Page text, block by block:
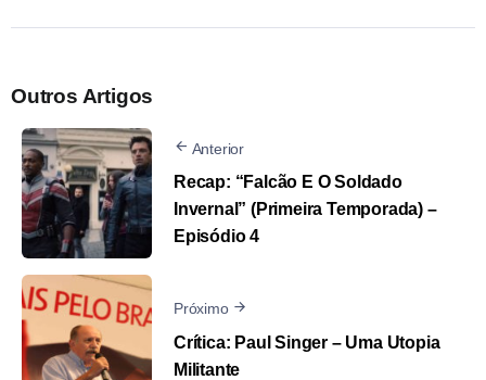
Outros Artigos
Anterior
Recap: “Falcão E O Soldado
Invernal” (Primeira Temporada) –
Episódio 4
Próximo
Crítica: Paul Singer – Uma Utopia
Militante